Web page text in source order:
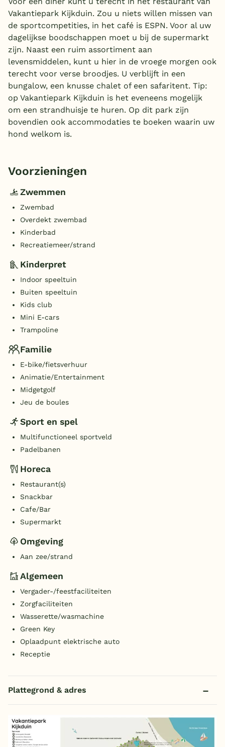
Vakantiepark Kijkduin. Zou u niets willen missen van
de sportcompetities, in het café is ESPN. Voor al uw
dagelijkse boodschappen moet u bij de supermarkt
zijn. Naast een ruim assortiment aan
levensmiddelen, kunt u hier in de vroege morgen ook
terecht voor verse broodjes. U verblijft in een
bungalow, een knusse chalet of een safaritent. Tip:
op Vakantiepark Kijkduin is het eveneens mogelijk
om een strandhuisje te huren. Op dit park zijn
bovendien ook accommodaties te boeken waarin uw
hond welkom is.
Voorzieningen
Zwemmen
Zwembad
Overdekt zwembad
Kinderbad
Recreatiemeer/strand
Kinderpret
Indoor speeltuin
Buiten speeltuin
Kids club
Mini E-cars
Trampoline
Familie
E-bike/fietsverhuur
Animatie/Entertainment
Midgetgolf
Jeu de boules
Sport en spel
Multifunctioneel sportveld
Padelbanen
Horeca
Restaurant(s)
Snackbar
Cafe/Bar
Supermarkt
Omgeving
Aan zee/strand
Algemeen
Vergader-/feestfaciliteiten
Zorgfaciliteiten
Wasserette/wasmachine
Green Key
Oplaadpunt elektrische auto
Receptie
Plattegrond & adres